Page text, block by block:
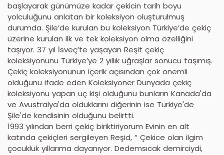
başlayarak günümüze kadar çekicin tarih boyu
yolculuğunu anlatan bir koleksiyon oluşturulmuş
durumda. Şile’de kurulan bu koleksiyon Türkiye’de çekiç
üzerine kurulan ilk ve tek koleksiyon olma özelliğini
taşıyor. 37 yıl İsveç’te yaşayan Reşit çekiç
koleksiyonunu Türkiye’ye 2 yıllık uğraşlar sonucu taşımış.
Çekiç koleksiyonunun içerik açısından çok önemli
olduğunu ifade eden Koleksiyoner Dünyada çekiç
koleksiyonu yapan üç kişi olduğunu bunların Kanada'da
ve Avustralya'da olduklarını diğerinin ise Türkiye'de
Şile'de kendisinin olduğunu belirtti.
1993 yılından berri çekiç biriktiriyorum Evinin en alt
katında çekiçleri sergileyen Reşid, “ Çekice olan ilgim
çocukluk yıllarıma dayanıyor. Dedemsıcak demirciydi,